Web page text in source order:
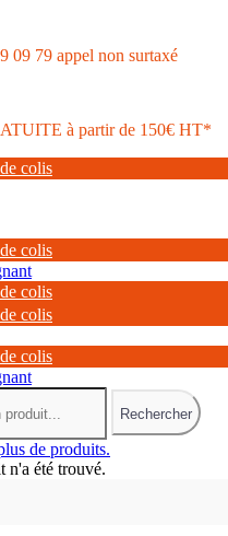
09 79 appel non surtaxé
à partir de 150€ HT*
colis
colis
colis
colis
colis
Rechercher
de produits.
n'a été trouvé.